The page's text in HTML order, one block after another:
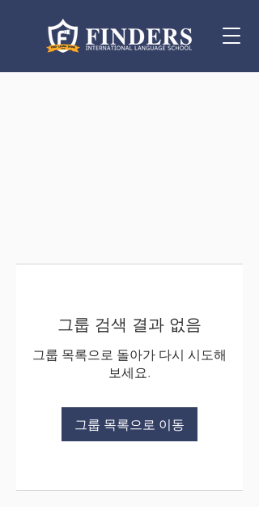
그룹 검색 결과 없음
그룹 목록으로 돌아가 다시 시도해
보세요.
그룹 목록으로 이동